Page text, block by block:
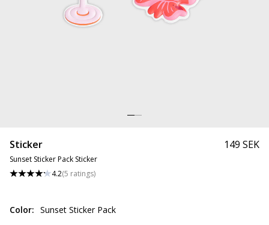
Sticker
Sunset Sticker Pack Sticker
4.2(5 ratings)
149 SEK
Color: Sunset Sticker Pack